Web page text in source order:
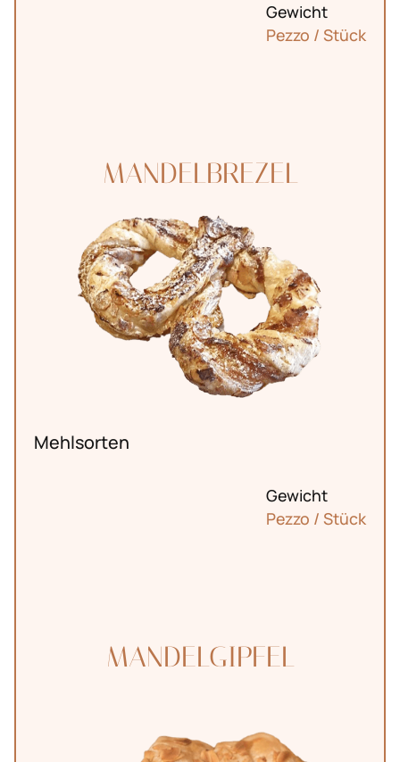
Gewicht
Pezzo / Stück
Mehlsorten
MANDELBREZEL
Gewicht
Pezzo / Stück
MANDELGIPFEL